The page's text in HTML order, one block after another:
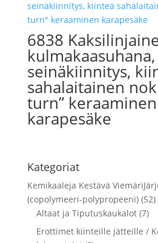
6838
kulmakaasuhana,
seinäkiinnitys,
sahalaitainen
turn” keraaminen
karapesäke
Kategoriat
Kemikaaleja Kestävä
(copolymeeri-polypropeeni) (52)
Altaat ja Tiputuskaukalot (7)
Erottimet kiinteille jätteille /